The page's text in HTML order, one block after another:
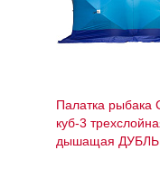
Палатка рыбака
куб-3
дышащая ДУБЛЬ